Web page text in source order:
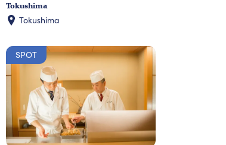
Tokushima
Tokushima
SPOT